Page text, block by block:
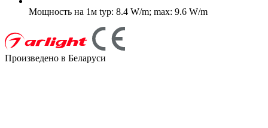
Мощность на 1м typ: 8.4 W/m; max: 9.6 W/m
Произведено в Беларуси